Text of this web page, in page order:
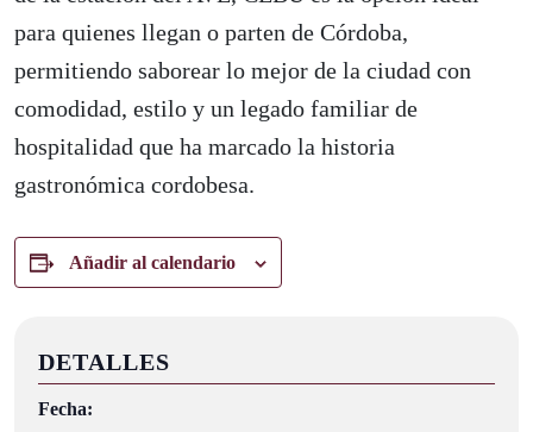
para quienes llegan o parten de Córdoba,
permitiendo saborear lo mejor de la ciudad con
comodidad, estilo y un legado familiar de
hospitalidad que ha marcado la historia
gastronómica cordobesa.
Añadir al calendario
DETALLES
Fecha: